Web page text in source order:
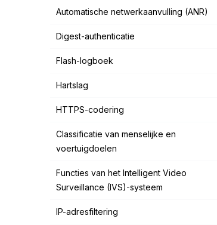
Automatische netwerkaanvulling (ANR)
Digest-authenticatie
Flash-logboek
Hartslag
HTTPS-codering
Classificatie van menselijke en
voertuigdoelen
Functies van het Intelligent Video
Surveillance (IVS)-systeem
IP-adresfiltering